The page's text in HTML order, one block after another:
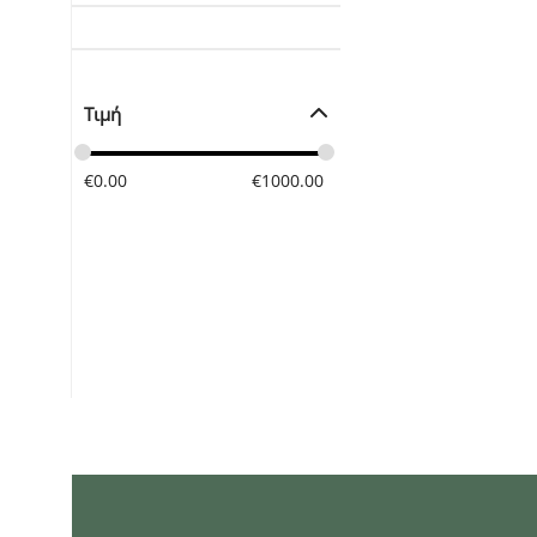
Τιμή
€0.00 €1000.00